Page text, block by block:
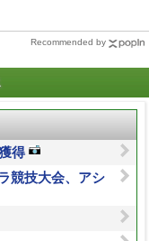
Recommended by
得
競技大会、アシ